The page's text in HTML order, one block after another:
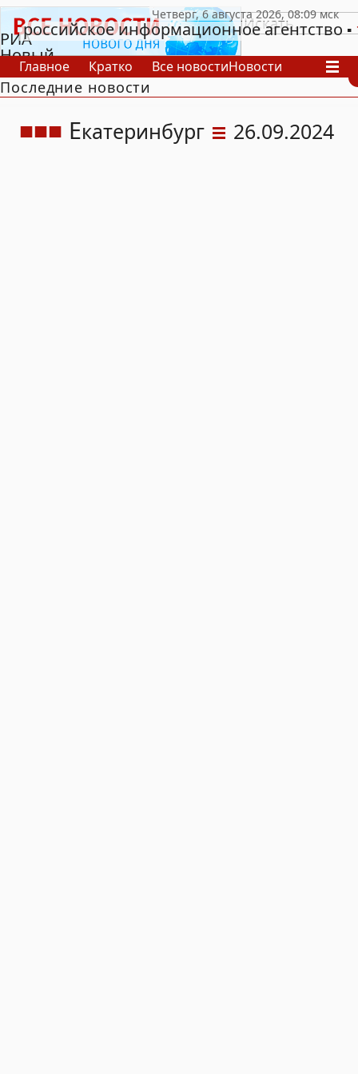
РИА
Новый
День
российское информационное агентство
Главное Кратко Все новостиНовости
В России
В мире
Последние новости
Екатеринбург 26.09.2024